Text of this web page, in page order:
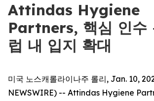
Attindas Hygiene
Partners, 핵심 인수
럽 내 입지 확대
미국 노스캐롤라이나주 롤리, Jan. 10,
NEWSWIRE) -- Attindas Hygiene